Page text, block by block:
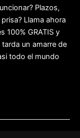
Plazos,
Llama ahora
100% GRATIS y
un amarre de
todo el mundo